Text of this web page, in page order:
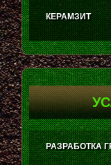
КЕРАМЗИТ
РАЗРАБОТКА